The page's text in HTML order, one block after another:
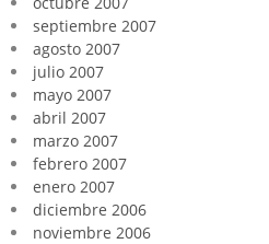
septiembre 2007
agosto 2007
julio 2007
mayo 2007
abril 2007
marzo 2007
febrero 2007
enero 2007
diciembre 2006
noviembre 2006